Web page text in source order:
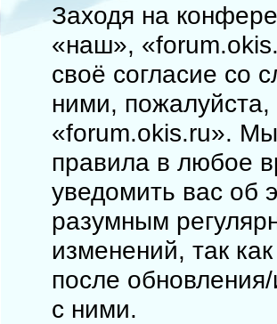
Заходя на
«наш»,
своё согласие со
ними,
«forum.okis.ru».
правила в любое
уведомить вас об
разумным
изменений, так
после
с ними.